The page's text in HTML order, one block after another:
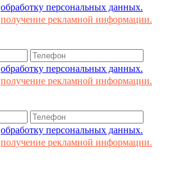
обработку персональных данных.
получение рекламной информации.
обработку персональных данных.
получение рекламной информации.
обработку персональных данных.
получение рекламной информации.